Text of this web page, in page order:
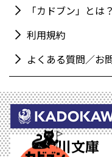
「カドブン」とは？
利用規約
よくある質問／お